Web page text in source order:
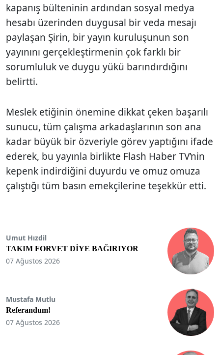
kapanış bülteninin ardından sosyal medya
hesabı üzerinden duygusal bir veda mesajı
paylaşan Şirin, bir yayın kuruluşunun son
yayınını gerçekleştirmenin çok farklı bir
sorumluluk ve duygu yükü barındırdığını
belirtti.
Meslek etiğinin önemine dikkat çeken başarılı
sunucu, tüm çalışma arkadaşlarının son ana
kadar büyük bir özveriyle görev yaptığını ifade
ederek, bu yayınla birlikte Flash Haber TV’nin
kepenk indirdiğini duyurdu ve omuz omuza
çalıştığı tüm basın emekçilerine teşekkür etti.
Umut Hızdil
TAKIM FORVET DİYE BAĞIRIYOR
07 Ağustos 2026
Mustafa Mutlu
Referandum!
07 Ağustos 2026